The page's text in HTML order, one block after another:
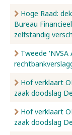
Hoge Raad:
Bureau
zelfstandig
Tweede
Hof verklaart
zaak doodslag
Hof verklaart
zaak doodslag